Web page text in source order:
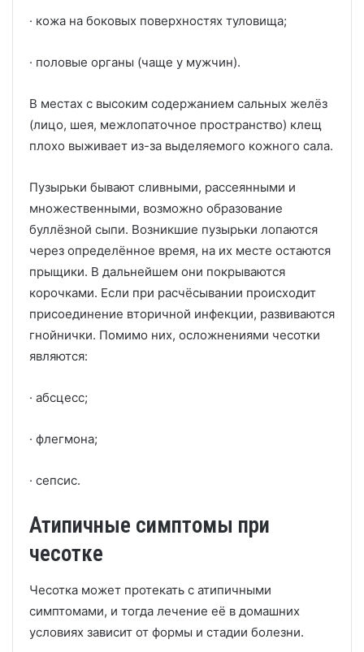
· кожа на боковых поверхностях туловища;
· половые органы (чаще у мужчин).
В местах с высоким содержанием сальных желёз
(лицо, шея, межлопаточное пространство) клещ
плохо выживает из-за выделяемого кожного сала.
Пузырьки бывают сливными, рассеянными и
множественными, возможно образование
буллёзной сыпи. Возникшие пузырьки лопаются
через определённое время, на их месте остаются
прыщики. В дальнейшем они покрываются
корочками. Если при расчёсывании происходит
присоединение вторичной инфекции, развиваются
гнойнички. Помимо них, осложнениями чесотки
являются:
· абсцесс;
· флегмона;
· сепсис.
Атипичные симптомы при
чесотке
Чесотка может протекать с атипичными
симптомами, и тогда лечение её в домашних
условиях зависит от формы и стадии болезни.